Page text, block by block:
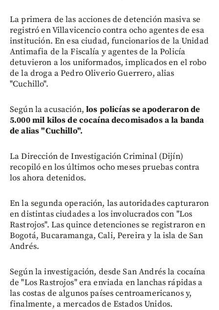
La primera de las acciones de detención masiva se
registró en Villavicencio contra ocho agentes de esa
institución. En esa ciudad, funcionarios de la Unidad
Antimafia de la Fiscalía y agentes de la Policía
detuvieron a los uniformados, implicados en el robo
de la droga a Pedro Oliverio Guerrero, alias
"Cuchillo".
Según la acusación, los policías se apoderaron de
5.000 mil kilos de cocaína decomisados a la banda
de alias "Cuchillo".
La Dirección de Investigación Criminal (Dijín)
recopiló en los últimos ocho meses pruebas contra
los ahora detenidos.
En la segunda operación, las autoridades capturaron
en distintas ciudades a los involucrados con "Los
Rastrojos". Las quince detenciones se registraron en
Bogotá, Bucaramanga, Cali, Pereira y la isla de San
Andrés.
Según la investigación, desde San Andrés la cocaína
de "Los Rastrojos" era enviada en lanchas rápidas a
las costas de algunos países centroamericanos y,
finalmente, a mercados de Estados Unidos.